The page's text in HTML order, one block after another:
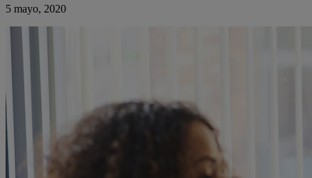
5 mayo, 2020